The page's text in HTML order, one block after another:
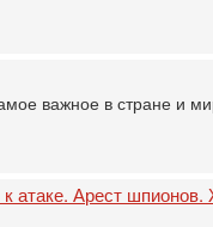
важное в стране и
атаке. Арест шпионов.